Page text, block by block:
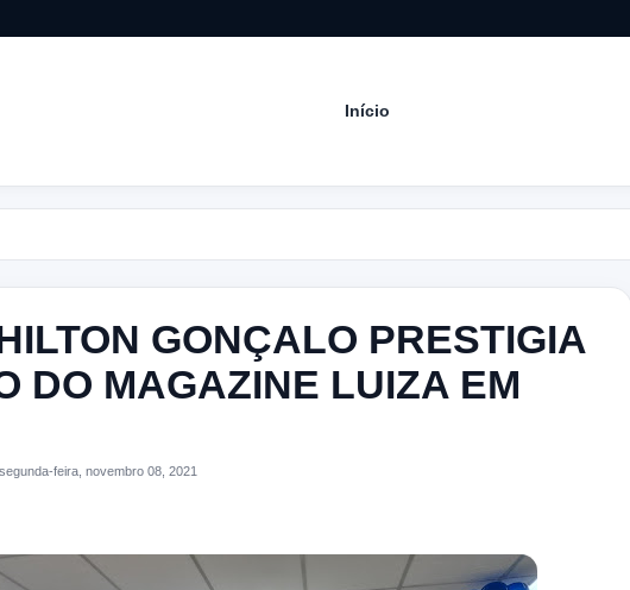
Início
GONÇALO PRESTIGIA
DO MAGAZINE LUIZA EM
feira, novembro 08, 2021